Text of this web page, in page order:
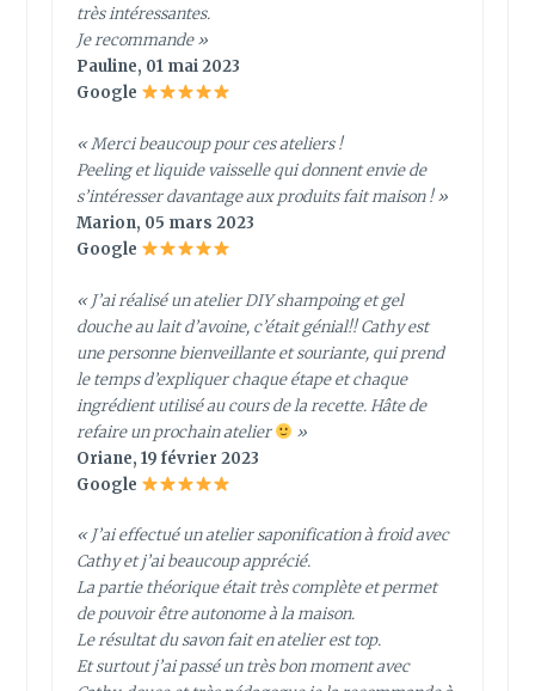
très intéressantes.
Je recommande »
Pauline, 01 mai 2023
Google
« Merci beaucoup pour ces ateliers !
Peeling et liquide vaisselle qui donnent envie de
s’intéresser davantage aux produits fait maison ! »
Marion, 05 mars 2023
Google
« J’ai réalisé un atelier DIY shampoing et gel
douche au lait d’avoine, c’était génial!! Cathy est
une personne bienveillante et souriante, qui prend
le temps d’expliquer chaque étape et chaque
ingrédient utilisé au cours de la recette. Hâte de
refaire un prochain atelier
»
Oriane, 19 février 2023
Google
« J’ai effectué un atelier saponification à froid avec
Cathy et j’ai beaucoup apprécié.
La partie théorique était très complète et permet
de pouvoir être autonome à la maison.
Le résultat du savon fait en atelier est top.
Et surtout j’ai passé un très bon moment avec